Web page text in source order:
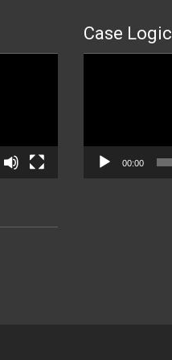
Case Logic
00:00